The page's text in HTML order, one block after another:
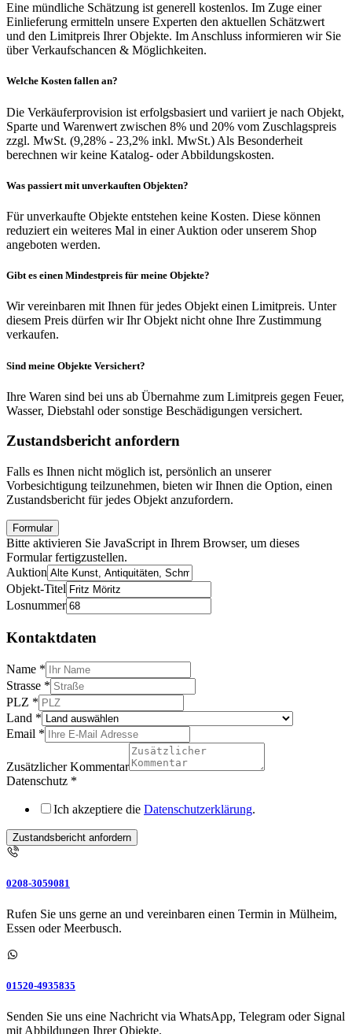
Eine mündliche Schätzung ist generell kostenlos. Im Zuge einer
Einlieferung ermitteln unsere Experten den aktuellen Schätzwert
und den Limitpreis Ihrer Objekte. Im Anschluss informieren wir Sie
über Verkaufschancen & Möglichkeiten.
Welche Kosten fallen an?
Die Verkäuferprovision ist erfolgsbasiert und variiert je nach Objekt,
Sparte und Warenwert zwischen 8% und 20% vom Zuschlagspreis
zzgl. MwSt. (9,28% - 23,2% inkl. MwSt.) Als Besonderheit
berechnen wir keine Katalog- oder Abbildungskosten.
Was passiert mit unverkauften Objekten?
Für unverkaufte Objekte entstehen keine Kosten. Diese können
reduziert ein weiteres Mal in einer Auktion oder unserem Shop
angeboten werden.
Gibt es einen Mindestpreis für meine Objekte?
Wir vereinbaren mit Ihnen für jedes Objekt einen Limitpreis. Unter
diesem Preis dürfen wir Ihr Objekt nicht ohne Ihre Zustimmung
verkaufen.
Sind meine Objekte Versichert?
Ihre Waren sind bei uns ab Übernahme zum Limitpreis gegen Feuer,
Wasser, Diebstahl oder sonstige Beschädigungen versichert.
Zustandsbericht anfordern
Falls es Ihnen nicht möglich ist, persönlich an unserer
Vorbesichtigung teilzunehmen, bieten wir Ihnen die Option, einen
Zustandsbericht für jedes Objekt anzufordern.
Formular
Bitte aktivieren Sie JavaScript in Ihrem Browser, um dieses
Formular fertigzustellen.
Auktion
Objekt-Titel
Losnummer
Kontaktdaten
Name *
Strasse *
PLZ *
Land *
Email *
Zusätzlicher Kommentar
Datenschutz *
Ich akzeptiere die Datenschutzerklärung.
Zustandsbericht anfordern
0208-3059081
Rufen Sie uns gerne an und vereinbaren einen Termin in Mülheim,
Essen oder Meerbusch.
01520-4935835
Senden Sie uns eine Nachricht via WhatsApp, Telegram oder Signal
mit Abbildungen Ihrer Objekte.